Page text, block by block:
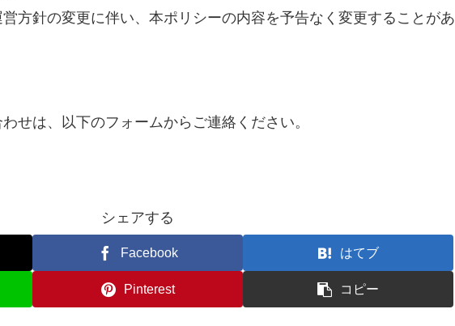
方針の変更に伴い、本ポリシーの内容を予告なく変更することがあ
せは、以下のフォームからご連絡ください。
シェアする
Facebook はてブ
Pinterest コピー